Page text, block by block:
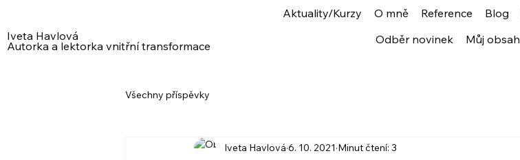
Iveta Havlová
Autorka a lektorka vnitřní transformace
Aktuality/Kurzy O mně Reference Blog
Odběr novinek
Můj obsah
Všechny příspěvky
Iveta Havlová 6. 10. 2021 Minut čtení: 3